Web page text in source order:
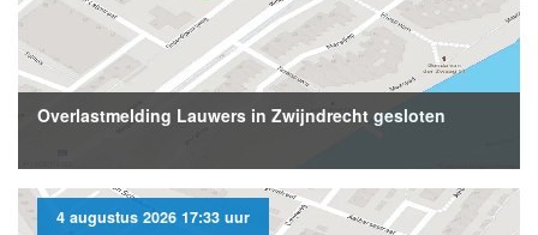
Overlastmelding Lauwers in Zwijndrecht gesloten
4 augustus 2026 17:33 uur